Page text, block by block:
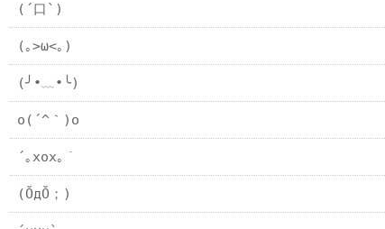
(´口`)
(｡>ω<｡)
(╯•﹏•╰)
o(´^｀)o
´｡xox｡｀
(ŎдŎ；)